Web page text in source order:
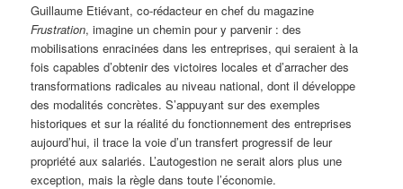
Guillaume Etiévant, co-rédacteur en chef du magazine
Frustration, imagine un chemin pour y parvenir : des
mobilisations enracinées dans les entreprises, qui seraient à la
fois capables d’obtenir des victoires locales et d’arracher des
transformations radicales au niveau national, dont il développe
des modalités concrètes. S’appuyant sur des exemples
historiques et sur la réalité du fonctionnement des entreprises
aujourd’hui, il trace la voie d’un transfert progressif de leur
propriété aux salariés. L’autogestion ne serait alors plus une
exception, mais la règle dans toute l’économie.